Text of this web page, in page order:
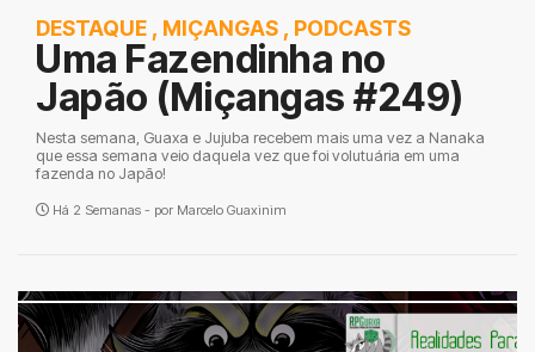
DESTAQUE , MIÇANGAS , PODCASTS
Uma Fazendinha no
Japão (Miçangas #249)
Nesta semana, Guaxa e Jujuba recebem mais uma vez a Nanaka
que essa semana veio daquela vez que foi volutuária em uma
fazenda no Japão!
Há 2 Semanas - por Marcelo Guaxinim